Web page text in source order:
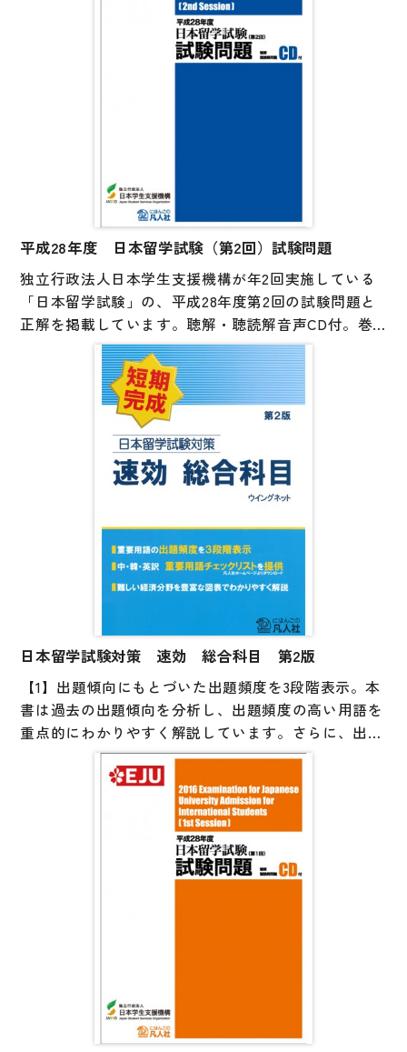
平成28年度 日本留学試験（第2回）試験問題
独立行政法人日本学生支援機構が年2回実施している
「日本留学試験」の、平成28年度第2回の試験問題と
正解を掲載しています。聴解・聴読解音声CD付。巻
末には参考資料として、試験の実施要項や出題範囲を
まとめたシラバスを掲載しています。
日本留学試験対策 速効 総合科目 第2版
【1】出題傾向にもとづいた出題頻度を3段階表示。本
書は過去の出題傾向を分析し、出題頻度の高い用語を
重点的にわかりやすく解説しています。さらに、出題
頻度を頻度の高い順に3→2→1の3段階で本文の欄外に
表示しています。
【2】「重要用語チェックリスト」は中国語・韓国
語・英語訳のダウンロードが可能。重要用語チェック
リストには、日本語学習が初期段階のみなさんでも勉
強しやすいよう、中国語・韓国語・英語の訳を準備し